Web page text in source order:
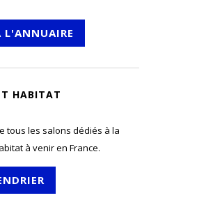
L'ANNUAIRE
HABITAT
tous les salons dédiés à la
à venir en France.